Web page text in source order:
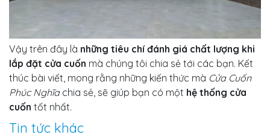
Vậy trên đây là những tiêu chí đánh giá chất lượng khi
lắp đặt cửa cuốn mà chúng tôi chia sẻ tới các bạn. Kết
thúc bài viết, mong rằng những kiến thức mà Cửa Cuốn
Phúc Nghĩachia sẻ, sẽ giúp bạn có một hệ thống cửa
cuốn tốt nhất.
Tin tức khác